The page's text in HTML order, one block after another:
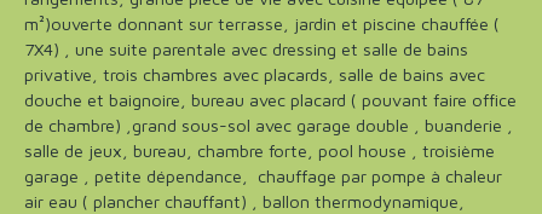
m²)ouverte donnant sur terrasse, jardin et piscine chauffée (
7X4) , une suite parentale avec dressing et salle de bains
privative, trois chambres avec placards, salle de bains avec
douche et baignoire, bureau avec placard ( pouvant faire office
de chambre) ,grand sous-sol avec garage double , buanderie ,
salle de jeux, bureau, chambre forte, pool house , troisième
garage , petite dépendance, chauffage par pompe à chaleur
air eau ( plancher chauffant) , ballon thermodynamique,